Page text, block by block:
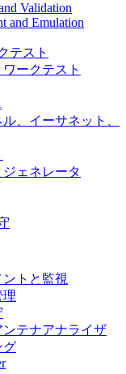
Validation
and Emulation
テスト
ークテスト
、イーサネット、
ェネレータ
トと監視
理
テナアナライザ
グ